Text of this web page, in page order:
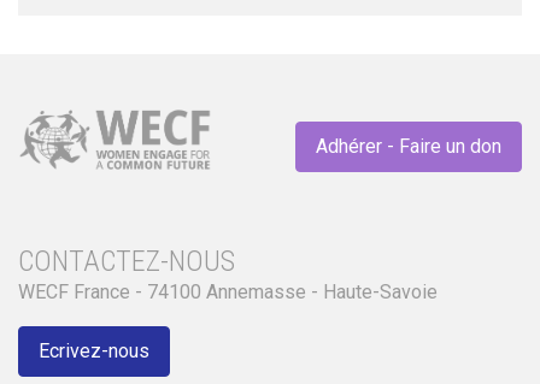
Adhérer - Faire un don
CONTACTEZ-NOUS
WECF France - 74100 Annemasse - Haute-Savoie
Ecrivez-nous